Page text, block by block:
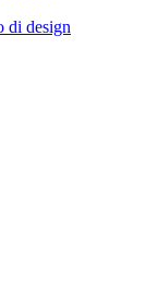
di design